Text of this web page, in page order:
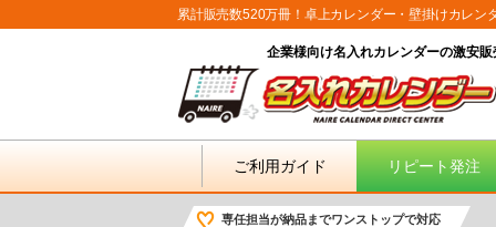
累計販売数520万冊！卓上カレンダー・壁掛けカレン
企業様向け名入れカレンダーの激安販
ご利用ガイド リピート発注
専任担当が納品までワンストップで対応